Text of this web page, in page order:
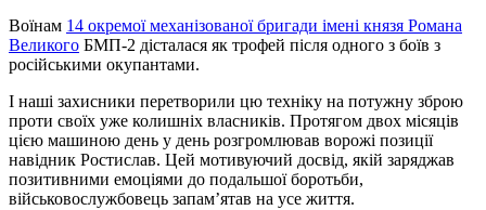
Воїнам 14 окремої механізованої бригади імені князя Романа
Великого БМП-2 дісталася як трофей після одного з боїв з
російськими окупантами.
І наші захисники перетворили цю техніку на потужну зброю
проти своїх уже колишніх власників. Протягом двох місяців
цією машиною день у день розгромлював ворожі позиції
навідник Ростислав. Цей мотивуючий досвід, якій заряджав
позитивними емоціями до подальшої боротьби,
військовослужбовець запам’ятав на усе життя.